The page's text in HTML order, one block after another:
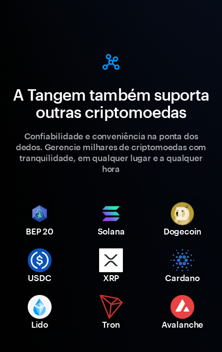
A Tangem também suporta
outras criptomoedas
Confiabilidade e conveniência na ponta dos
dedos. Gerencie milhares de criptomoedas com
tranquilidade, em qualquer lugar e a qualquer
hora
BEP 20 Solana Dogecoin
USDC XRP Cardano
Lido Tron Avalanche